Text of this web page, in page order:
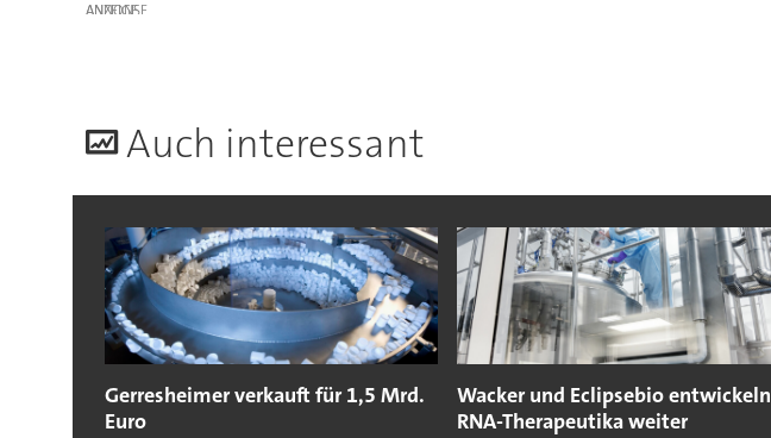
ANZEIGE
Auch interessant
Gerresheimer verkauft für 1,5 Mrd.
Euro
Wacker und Eclipsebio entwickeln
RNA-Therapeutika weiter